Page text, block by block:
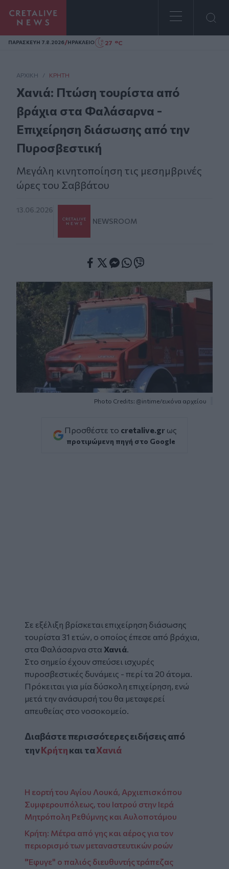
Homepage
ΠΑΡΑΣΚΕΥΗ 7.8.2026/ΗΡΑΚΛΕΙΟ 27 °C
ΑΡΧΙΚΗ / ΚΡΉΤΗ
Χανιά: Πτώση τουρίστα από
βράχια στα Φαλάσαρνα -
Επιχείρηση διάσωσης από την
Πυροσβεστική
Μεγάλη κινητοποίηση τις μεσημβρινές
ώρες του Σαββάτου
13.06.2026
NEWSROOM
Photo Credits: @intime/εικόνα αρχείου
Προσθέστε το cretalive.gr ως
προτιμώμενη πηγή στο Google
Σε εξέλιξη βρίσκεται επιχείρηση διάσωσης
τουρίστα 31 ετών, ο οποίος έπεσε από βράχια,
στα Φαλάσαρνα στα Χανιά.
Στο σημείο έχουν σπεύσει ισχυρές
πυροσβεστικές δυνάμεις - περί τα 20 άτομα.
Πρόκειται για μία δύσκολη επιχείρηση, ενώ
μετά την ανάσυρσή του θα μεταφερεί
απευθείας στο νοσοκομείο.
Διαβάστε περισσότερες ειδήσεις από
τηνΚρήτηκαι ταΧανιά
Η εορτή του Αγίου Λουκά, Αρχιεπισκόπου
Συμφερουπόλεως, του Ιατρού στην Ιερά
Μητρόπολη Ρεθύμνης και Αυλοποτάμου
Κρήτη: Μέτρα από γης και αέρος για τον
περιορισμό των μεταναστευτικών ροών
"Έφυγε" ο παλιός διευθυντής τράπεζας